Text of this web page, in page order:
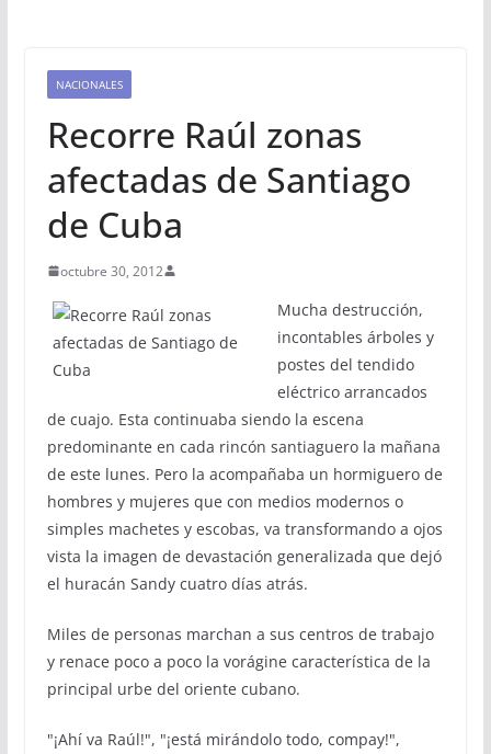
NACIONALES
Recorre Raúl zonas
afectadas de Santiago
de Cuba
octubre 30, 2012
Mucha destrucción,
incontables árboles y
postes del tendido
eléctrico arrancados
de cuajo. Esta continuaba siendo la escena
predominante en cada rincón santiaguero la mañana
de este lunes. Pero la acompañaba un hormiguero de
hombres y mujeres que con medios modernos o
simples machetes y escobas, va transformando a ojos
vista la imagen de devastación generalizada que dejó
el huracán Sandy cuatro días atrás.
Miles de personas marchan a sus centros de trabajo
y renace poco a poco la vorágine característica de la
principal urbe del oriente cubano.
"¡Ahí va Raúl!", "¡está mirándolo todo, compay!",